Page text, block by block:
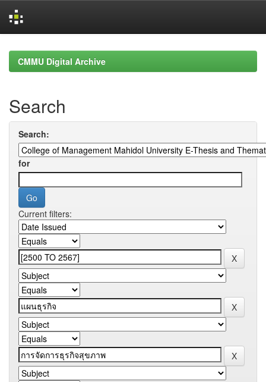
navigationCMMU Digital Archive
Search
Search:
for
Current filters: